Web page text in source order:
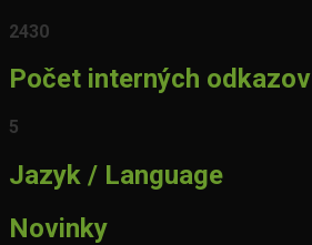
2430
Počet interných odkazov
5
Jazyk / Language
Novinky